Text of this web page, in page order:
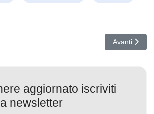
Boom dei Servizi vCISO: La Rivoluzione
Articolo
Avanti
aggiornato iscriviti
newsletter